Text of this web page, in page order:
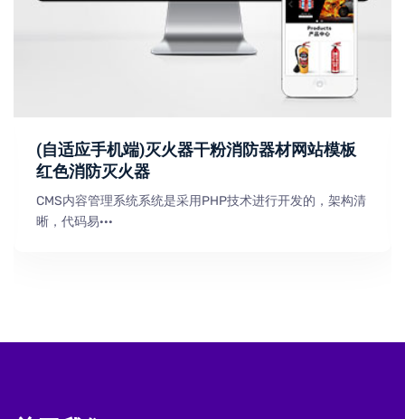
(自适应手机端)灭火器干粉消防器材网站模板
红色消防灭火器
CMS内容管理系统系统是采用PHP技术进行开发的，架构清
晰，代码易···